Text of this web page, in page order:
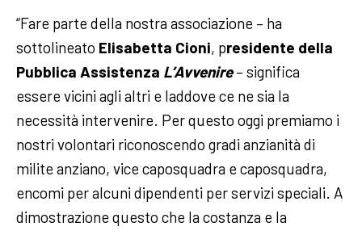
“Fare parte della nostra associazione – ha
sottolineato Elisabetta Cioni, presidente della
Pubblica Assistenza L’Avvenire– significa
essere vicini agli altri e laddove ce ne sia la
necessità intervenire. Per questo oggi premiamo i
nostri volontari riconoscendo gradi anzianità di
milite anziano, vice caposquadra e caposquadra,
encomi per alcuni dipendenti per servizi speciali. A
dimostrazione questo che la costanza e la